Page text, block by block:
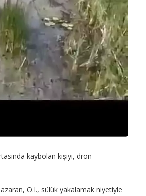
kaybolan kişiyi, dron
O.I., sülük yakalamak niyetiyle